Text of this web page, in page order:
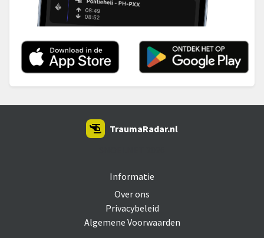
Informatie
Over ons
Privacybeleid
Algemene Voorwaarden
TraumaRadar.nl